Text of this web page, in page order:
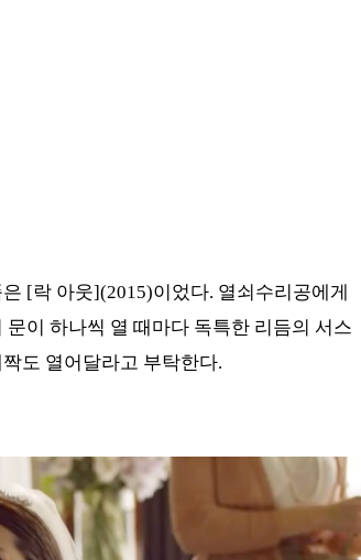
[락 아웃](2015)이었다. 열쇠수리공에게
이 하나씩 열 때마다 독특한 리듬의 서스
도 열어달라고 부탁한다.